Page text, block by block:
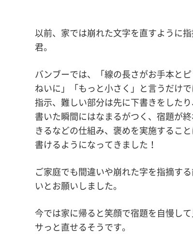
以前、家では崩れた文字を直すように
君。
バンブーでは、「線の長さがお手本と
ねいに」「もっと小さく」と言うだけ
指示、難しい部分は先に下書きをした
書いた瞬間にはなまるがつく、宿題が
きるなどの仕組み、褒めを実施するこ
書けるようになってきました！
ご家庭でも間違いや崩れた字を指摘す
いとお願いしました。
今では家に帰ると笑顔で宿題を自慢し
サっと直せるそうです。